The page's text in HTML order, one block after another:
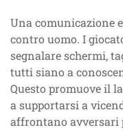
Una comunicazione
contro uomo. I
segnalare schermi,
tutti siano a
Questo promuove il
a supportarsi a
affrontano avversari